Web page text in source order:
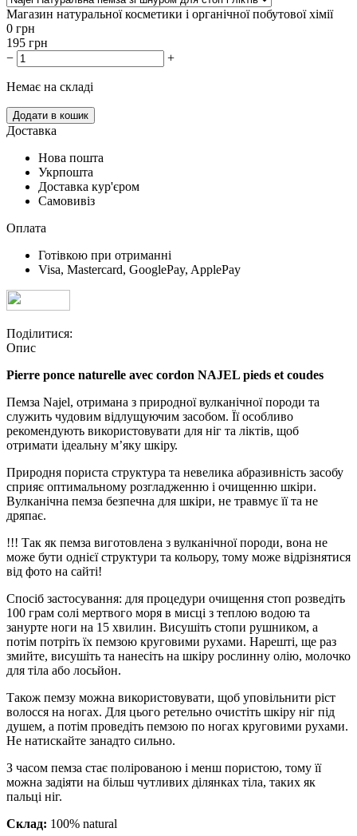
Магазин натуральної косметики і органічної побутової хімії
0 грн
195 грн
−
+
Немає на складі
Додати в кошик
Доставка
Нова пошта
Укрпошта
Доставка кур'єром
Самовивіз
Оплата
Готівкою при отриманні
Visa, Mastercard, GooglePay, ApplePay
Поділитися:
Опис
Pierre ponce naturelle avec cordon NAJEL pieds et coudes
Пемза Najel, отримана з природної вулканічної породи та
служить чудовим відлущуючим засобом. Її особливо
рекомендують використовувати для ніг та ліктів, щоб
отримати ідеальну м’яку шкіру.
Природня пориста структура та невелика абразивність засобу
сприяє оптимальному розгладженню і очищенню шкіри.
Вулканічна пемза безпечна для шкіри, не травмує її та не
дряпає.
!!! Так як пемза виготовлена з вулканічної породи, вона не
може бути однієї структури та кольору, тому може відрізнятися
від фото на сайті!
Спосіб застосування: для процедури очищення стоп розведіть
100 грам солі мертвого моря в мисці з теплою водою та
занурте ноги на 15 хвилин. Висушіть стопи рушником, а
потім потріть їх пемзою круговими рухами. Нарешті, ще раз
змийте, висушіть та нанесіть на шкіру рослинну олію, молочко
для тіла або лосьйон.
Також пемзу можна використовувати, щоб уповільнити ріст
волосся на ногах. Для цього ретельно очистіть шкіру ніг під
душем, а потім проведіть пемзою по ногах круговими рухами.
Не натискайте занадто сильно.
З часом пемза стає полірованою і менш пористою, тому її
можна задіяти на більш чутливих ділянках тіла, таких як
пальці ніг.
Склад: 100% natural